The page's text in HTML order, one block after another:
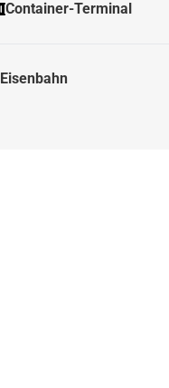
Container-Terminal
Eisenbahn